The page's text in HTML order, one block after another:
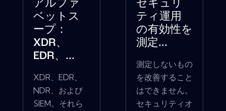
アルファ
ベットス
ープ：
XDR、
EDR、...
XDR、EDR、
NDR、および
SIEM。それら
セキュリ
ティ運用
の有効性を
測定...
測定しないもの
を改善すること
はできません。
セキュリティオ